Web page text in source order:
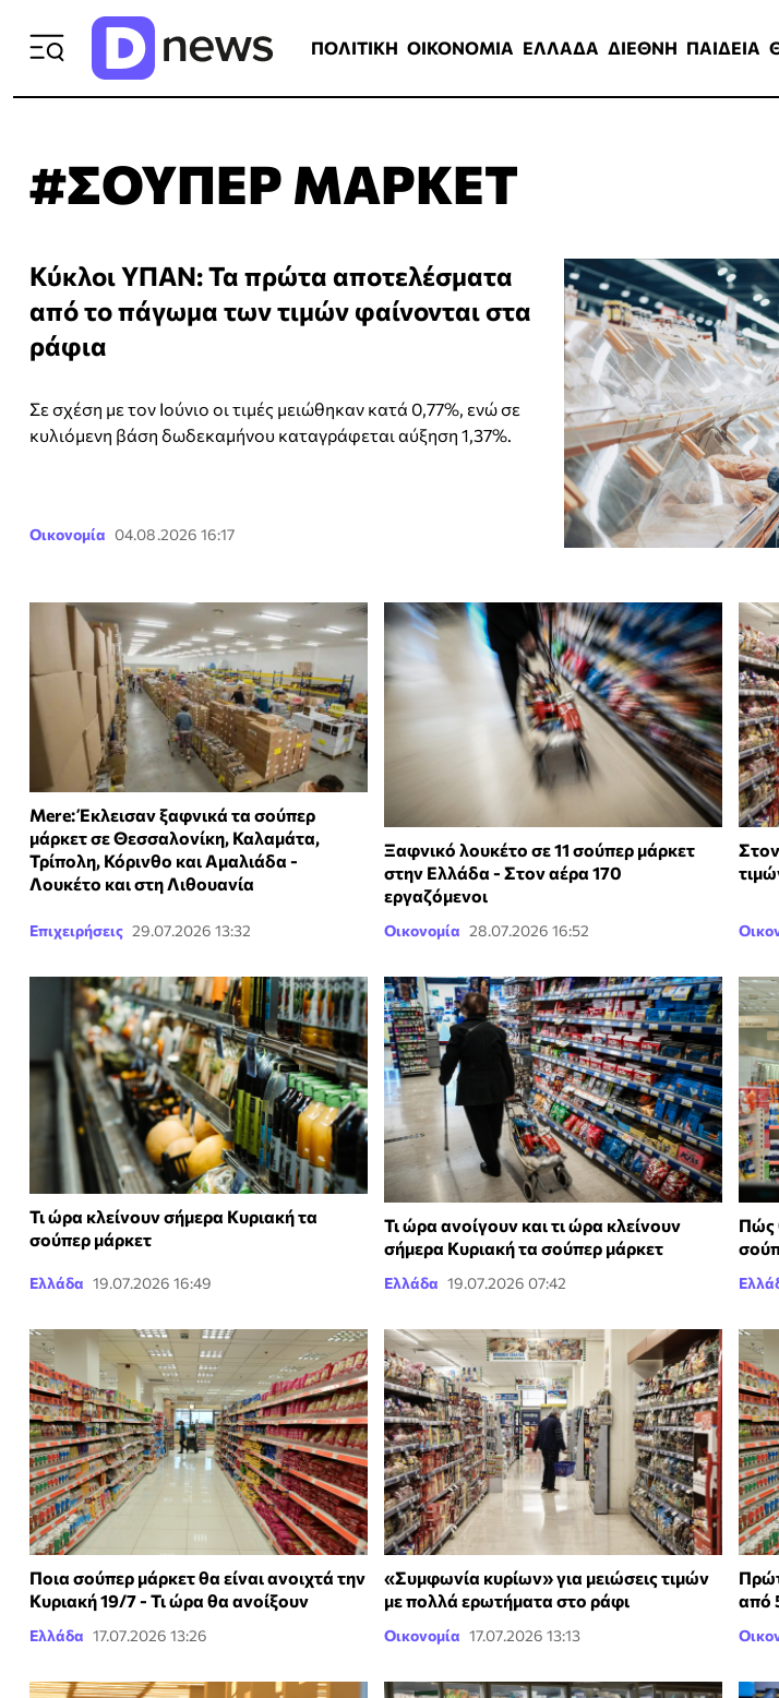
ΠΟΛΙΤΙΚΗ ΟΙΚΟΝΟΜΙΑ ΕΛΛΑΔΑ ΔΙΕΘΝΗ ΠΑΙΔΕΙΑ
#ΣΟΥΠΕΡ ΜΑΡΚΕΤ
Κύκλοι ΥΠΑΝ: Τα πρώτα αποτελέσματα
από το πάγωμα των τιμών φαίνονται στα
ράφια
Σε σχέση με τον Ιούνιο οι τιμές μειώθηκαν κατά 0,77%, ενώ σε
κυλιόμενη βάση δωδεκαμήνου καταγράφεται αύξηση 1,37%.
Οικονομία 04.08.2026 16:17
Mere: Έκλεισαν ξαφνικά τα σούπερ
μάρκετ σε Θεσσαλονίκη, Καλαμάτα,
Τρίπολη, Κόρινθο και Αμαλιάδα -
Λουκέτο και στη Λιθουανία
Επιχειρήσεις 29.07.2026 13:32
Ξαφνικό λουκέτο σε 11 σούπερ μάρκετ
στην Ελλάδα - Στον αέρα 170
εργαζόμενοι
Οικονομία 28.07.2026 16:52
Τι ώρα κλείνουν σήμερα Κυριακή τα
σούπερ μάρκετ
Ελλάδα 19.07.2026 16:49
Τι ώρα ανοίγουν και τι ώρα κλείνουν
σήμερα Κυριακή τα σούπερ μάρκετ
Ελλάδα 19.07.2026 07:42
Πώς
Ποια σούπερ μάρκετ θα είναι ανοιχτά την
Κυριακή 19/7 - Τι ώρα θα ανοίξουν
Ελλάδα 17.07.2026 13:26
«Συμφωνία κυρίων» για μειώσεις τιμών
με πολλά ερωτήματα στο ράφι
Οικονομία 17.07.2026 13:13
από